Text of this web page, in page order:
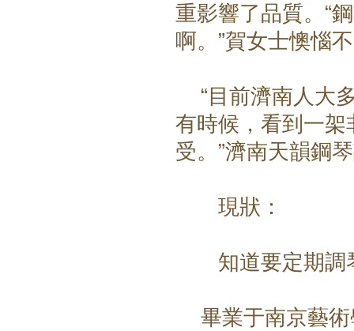
重影響了品質。“
啊。”賀女士懊惱
“目前濟南人大
有時候，看到一
受。”濟南天韻鋼
現狀：
知道要定期調
畢業于南京藝術